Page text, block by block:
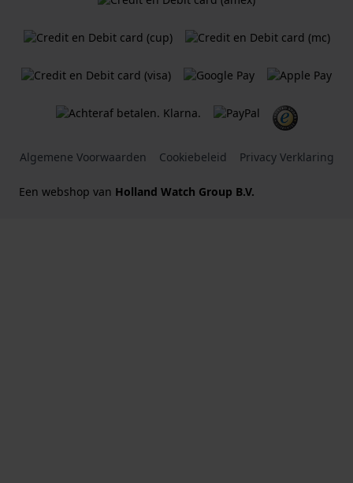
Algemene Voorwaarden Cookiebeleid Privacy Verklaring
Een webshop van Holland Watch Group B.V.